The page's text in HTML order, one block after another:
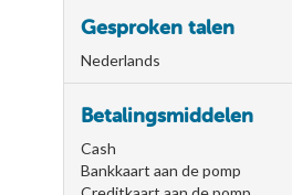
Gesproken talen
Nederlands
Betalingsmiddelen
Cash
Bankkaart aan de pomp